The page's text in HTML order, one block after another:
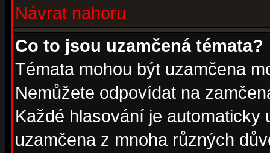
Návrat nahoru
Co to jsou uzamčená témata?
Témata mohou být uzamčena
Nemůžete odpovídat na
Každé hlasování je automaticky
uzamčena z mnoha různých